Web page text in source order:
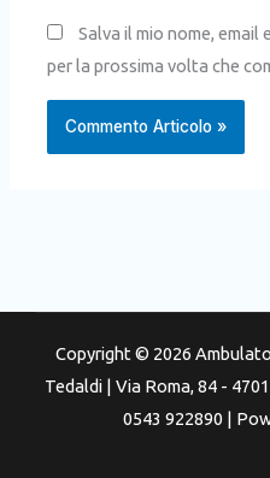
Salva il mio nome,
per la prossima volta che
Copyright © 2026
Tedaldi | Via Roma, 84 -
0543 922890 |